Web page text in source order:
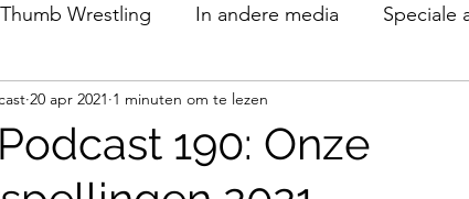
Thumb Wrestling In andere media Speciale
190: Onze
20 apr 2021 1 minuten om te lezen